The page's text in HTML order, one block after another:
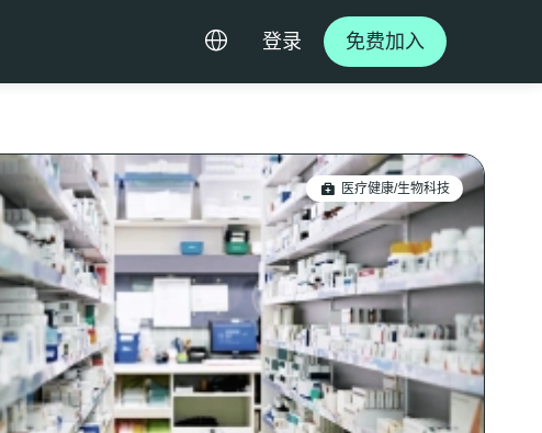
登录 免费加入
医疗健康/生物科技